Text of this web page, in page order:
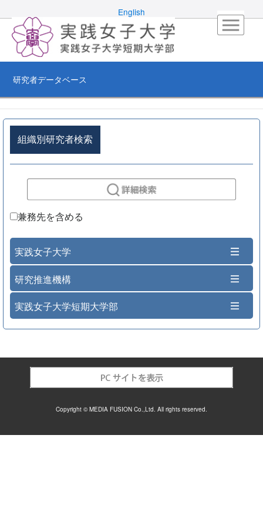
English
研究者データベース
組織別研究者検索
兼務先を含める
実践女子大学
研究推進機構
実践女子大学短期大学部
Copyright © MEDIA FUSION Co.,Ltd. All rights reserved.